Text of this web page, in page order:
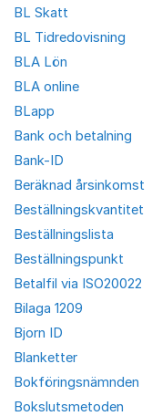
BL Skatt
BL Tidredovisning
BLA Lön
BLA online
BLapp
Bank och betalning
Bank-ID
Beräknad årsinkomst
Beställningskvantitet
Beställningslista
Beställningspunkt
Betalfil via ISO20022
Bilaga 1209
Bjorn ID
Blanketter
Bokföringsnämnden
Bokslutsmetoden